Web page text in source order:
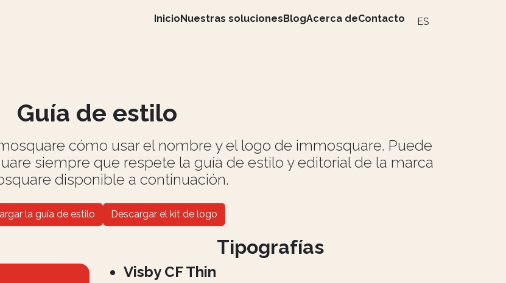
InicioNuestras solucionesBlogAcerca deContacto ES
Guía de estilo
cómo usar el nombre y el logo de immosquare. Puede
siempre que respete la guía de estilo y editorial de la marca
disponible a continuación.
la guía de estilo Descargar el kit de logo
Tipografías
Visby CF Thin